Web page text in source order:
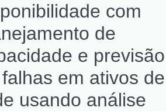
com
de
e previsão
em ativos de
usando análise